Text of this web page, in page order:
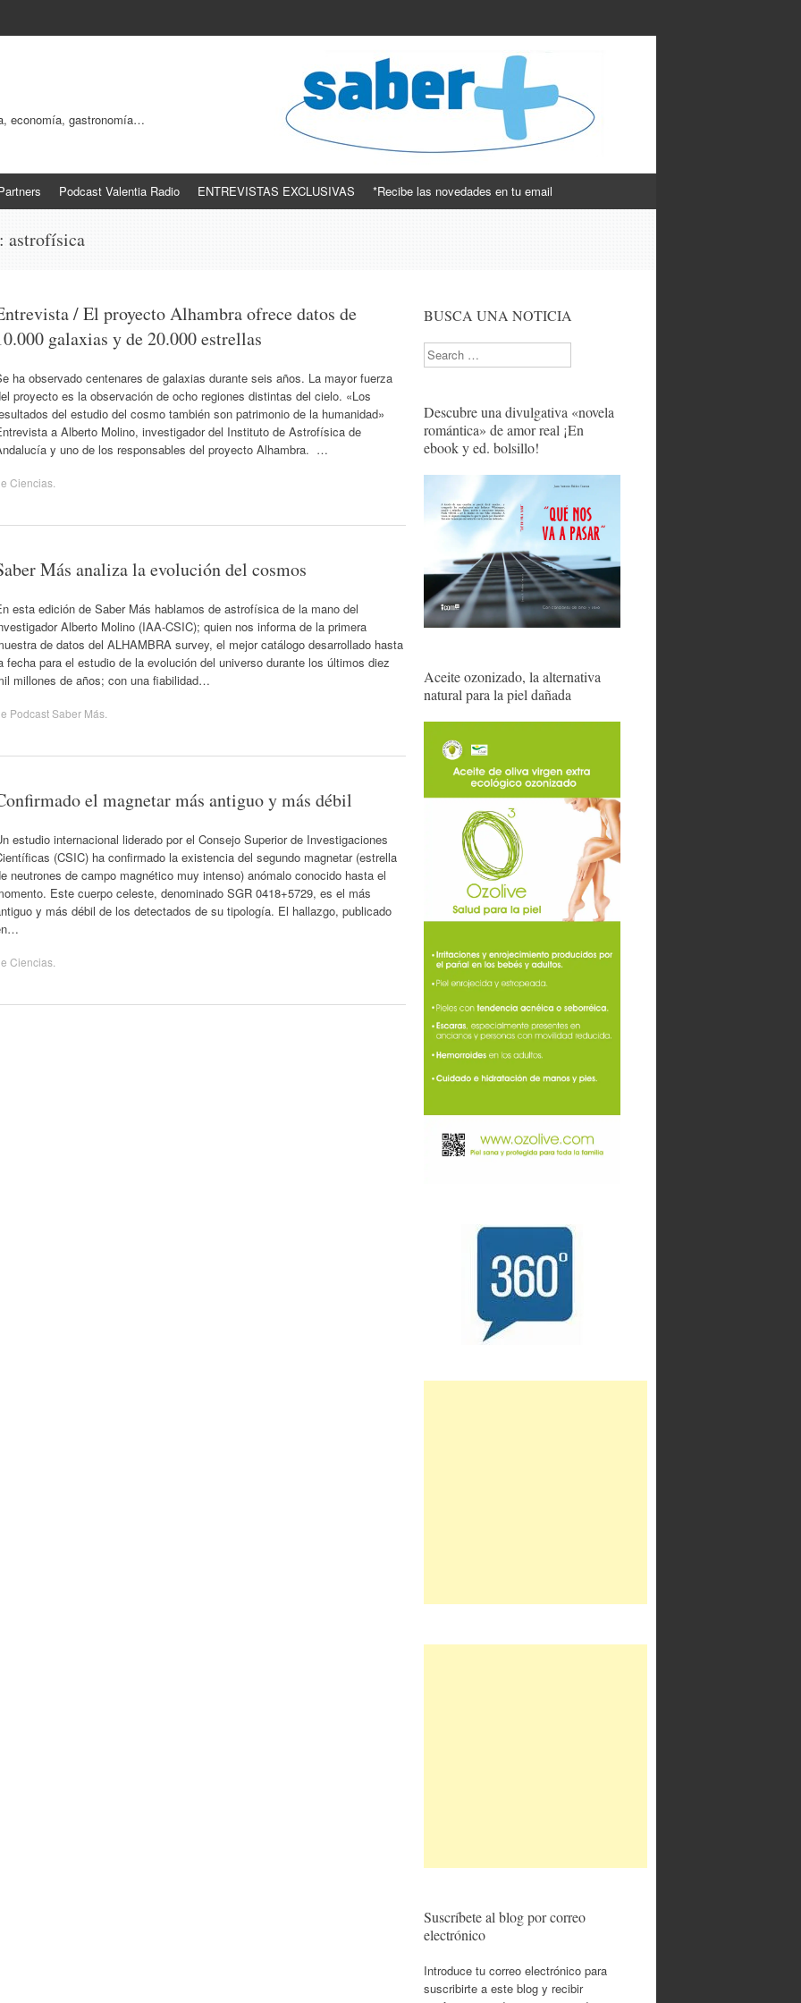
economía, gastronomía…
Podcast Valentia Radio ENTREVISTAS EXCLUSIVAS *Recibe las novedades en tu email
astrofísica
/ El proyecto Alhambra ofrece datos de
galaxias y de 20.000 estrellas
ha observado centenares de galaxias durante seis años. La mayor fuerza
proyecto es la observación de ocho regiones distintas del cielo. «Los
del estudio del cosmo también son patrimonio de la humanidad»
a Alberto Molino, investigador del Instituto de Astrofísica de
y uno de los responsables del proyecto Alhambra. …
Ciencias
Más analiza la evolución del cosmos
esta edición de Saber Más hablamos de astrofísica de la mano del
Alberto Molino (IAA-CSIC); quien nos informa de la primera
de datos del ALHAMBRA survey, el mejor catálogo desarrollado hasta
fecha para el estudio de la evolución del universo durante los últimos diez
millones de años; con una fiabilidad…
Podcast Saber Más
el magnetar más antiguo y más débil
estudio internacional liderado por el Consejo Superior de Investigaciones
(CSIC) ha confirmado la existencia del segundo magnetar (estrella
neutrones de campo magnético muy intenso) anómalo conocido hasta el
Este cuerpo celeste, denominado SGR 0418+5729, es el más
y más débil de los detectados de su tipología. El hallazgo, publicado
Ciencias
BUSCA UNA NOTICIA
Search
Descubre una divulgativa «novela
romántica» de amor real ¡En
ebook y ed. bolsillo!
Aceite ozonizado, la alternativa
natural para la piel dañada
Suscríbete al blog por correo
electrónico
Introduce tu correo electrónico para
suscribirte a este blog y recibir